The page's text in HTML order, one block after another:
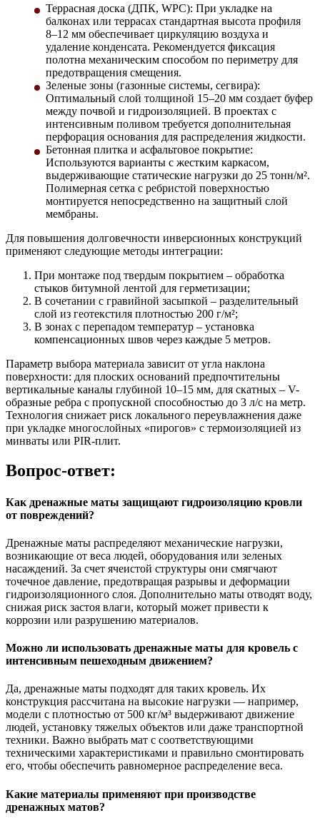
Террасная доска (ДПК, WPC): При укладке на
балконах или террасах стандартная высота профиля
8–12 мм обеспечивает циркуляцию воздуха и
удаление конденсата. Рекомендуется фиксация
полотна механическим способом по периметру для
предотвращения смещения.
Зеленые зоны (газонные системы, сегвира):
Оптимальный слой толщиной 15–20 мм создает буфер
между почвой и гидроизоляцией. В проектах с
интенсивным поливом требуется дополнительная
перфорация основания для распределения жидкости.
Бетонная плитка и асфальтовое покрытие:
Используются варианты с жестким каркасом,
выдерживающие статические нагрузки до 25 тонн/м².
Полимерная сетка с ребристой поверхностью
монтируется непосредственно на защитный слой
мембраны.
Для повышения долговечности инверсионных конструкций
применяют следующие методы интеграции:
При монтаже под твердым покрытием – обработка
стыков битумной лентой для герметизации;
В сочетании с гравийной засыпкой – разделительный
слой из геотекстиля плотностью 200 г/м²;
В зонах с перепадом температур – установка
компенсационных швов через каждые 5 метров.
Параметр выбора материала зависит от угла наклона
поверхности: для плоских оснований предпочтительны
вертикальные каналы глубиной 10–15 мм, для скатных – V-
образные ребра с пропускной способностью до 3 л/с на метр.
Технология снижает риск локального переувлажнения даже
при укладке многослойных «пирогов» с термоизоляцией из
минваты или PIR-плит.
Вопрос-ответ:
Как дренажные маты защищают гидроизоляцию кровли
от повреждений?
Дренажные маты распределяют механические нагрузки,
возникающие от веса людей, оборудования или зеленых
насаждений. За счет ячеистой структуры они смягчают
точечное давление, предотвращая разрывы и деформации
гидроизоляционного слоя. Дополнительно маты отводят воду,
снижая риск застоя влаги, который может привести к
коррозии или разрушению материалов.
Можно ли использовать дренажные маты для кровель с
интенсивным пешеходным движением?
Да, дренажные маты подходят для таких кровель. Их
конструкция рассчитана на высокие нагрузки — например,
модели с плотностью от 500 кг/м³ выдерживают движение
людей, установку тяжелых объектов или даже транспортной
техники. Важно выбрать мат с соответствующими
техническими характеристиками и правильно смонтировать
его, чтобы обеспечить равномерное распределение веса.
Какие материалы применяют при производстве
дренажных матов?